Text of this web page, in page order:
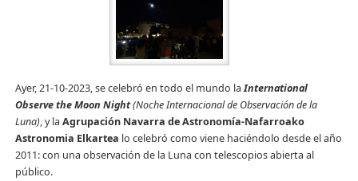
Ayer, 21-10-2023, se celebró en todo el mundo laInternational
Observe the Moon Night(Noche Internacional de Observación de la
Luna), y la Agrupación Navarra de Astronomía-Nafarroako
Astronomia Elkartea lo celebró como viene haciéndolo desde el año
2011: con una observación de la Luna con telescopios abierta al
público.